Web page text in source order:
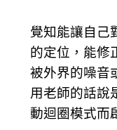
覺知能讓自己
的定位，能修
被外界的噪音
用老師的話說
動迴圈模式而